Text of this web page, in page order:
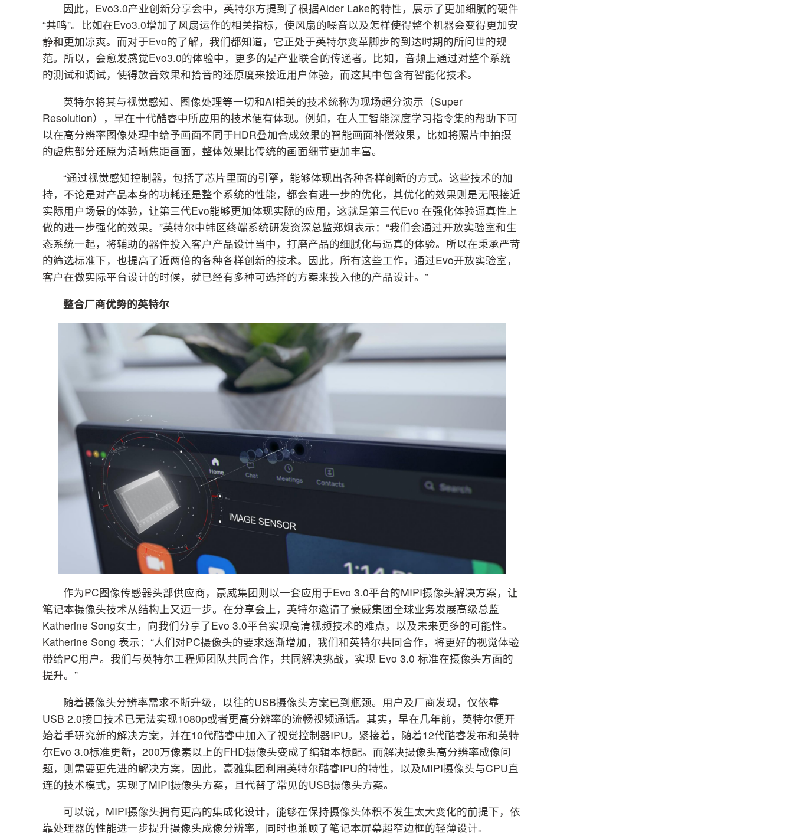
因此，Evo3.0产业创新分享会中，英特尔方提到了根据Alder Lake的特性，展示了更加细腻的硬件
“共鸣”。比如在Evo3.0增加了风扇运作的相关指标，使风扇的噪音以及怎样使得整个机器会变得更加安
静和更加凉爽。而对于Evo的了解，我们都知道，它正处于英特尔变革脚步的到达时期的所问世的规
范。所以，会愈发感觉Evo3.0的体验中，更多的是产业联合的传递者。比如，音频上通过对整个系统
的测试和调试，使得放音效果和拾音的还原度来接近用户体验，而这其中包含有智能化技术。
英特尔将其与视觉感知、图像处理等一切和AI相关的技术统称为现场超分演示（Super
Resolution），早在十代酷睿中所应用的技术便有体现。例如，在人工智能深度学习指令集的帮助下可
以在高分辨率图像处理中给予画面不同于HDR叠加合成效果的智能画面补偿效果，比如将照片中拍摄
的虚焦部分还原为清晰焦距画面，整体效果比传统的画面细节更加丰富。
“通过视觉感知控制器，包括了芯片里面的引擎，能够体现出各种各样创新的方式。这些技术的加
持，不论是对产品本身的功耗还是整个系统的性能，都会有进一步的优化，其优化的效果则是无限接近
实际用户场景的体验，让第三代Evo能够更加体现实际的应用，这就是第三代Evo 在强化体验逼真性上
做的进一步强化的效果。”英特尔中韩区终端系统研发资深总监郑炯表示：“我们会通过开放实验室和生
态系统一起，将辅助的器件投入客户产品设计当中，打磨产品的细腻化与逼真的体验。所以在秉承严苛
的筛选标准下，也提高了近两倍的各种各样创新的技术。因此，所有这些工作，通过Evo开放实验室，
客户在做实际平台设计的时候，就已经有多种可选择的方案来投入他的产品设计。”
整合厂商优势的英特尔
作为PC图像传感器头部供应商，豪威集团则以一套应用于Evo 3.0平台的MIPI摄像头解决方案，让
笔记本摄像头技术从结构上又迈一步。在分享会上，英特尔邀请了豪威集团全球业务发展高级总监
Katherine Song女士，向我们分享了Evo 3.0平台实现高清视频技术的难点，以及未来更多的可能性。
Katherine Song 表示：“人们对PC摄像头的要求逐渐增加，我们和英特尔共同合作，将更好的视觉体验
带给PC用户。我们与英特尔工程师团队共同合作，共同解决挑战，实现 Evo 3.0 标准在摄像头方面的
提升。”
随着摄像头分辨率需求不断升级，以往的USB摄像头方案已到瓶颈。用户及厂商发现，仅依靠
USB 2.0接口技术已无法实现1080p或者更高分辨率的流畅视频通话。其实，早在几年前，英特尔便开
始着手研究新的解决方案，并在10代酷睿中加入了视觉控制器IPU。紧接着，随着12代酷睿发布和英特
尔Evo 3.0标准更新，200万像素以上的FHD摄像头变成了编辑本标配。而解决摄像头高分辨率成像问
题，则需要更先进的解决方案，因此，豪雅集团利用英特尔酷睿IPU的特性，以及MIPI摄像头与CPU直
连的技术模式，实现了MIPI摄像头方案，且代替了常见的USB摄像头方案。
可以说，MIPI摄像头拥有更高的集成化设计，能够在保持摄像头体积不发生太大变化的前提下，依
靠处理器的性能进一步提升摄像头成像分辨率，同时也兼顾了笔记本屏幕超窄边框的轻薄设计。